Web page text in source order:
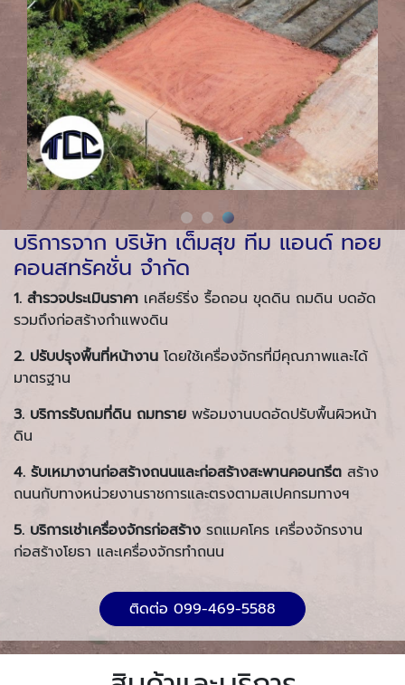
บริการจาก บริษัท เต็มสุข ทีม แอนด์ ทอย
คอนสทรัคชั่น จำกัด
1. สำรวจประเมินราคา เคลียร์ริ่ง รื้อถอน ขุดดิน ถมดิน บดอัด
รวมถึงก่อสร้างกำแพงดิน
2. ปรับปรุงพื้นที่หน้างาน โดยใช้เครื่องจักรที่มีคุณภาพและได้
มาตรฐาน
3. บริการรับถมที่ดิน ถมทราย พร้อมงานบดอัดปรับพื้นผิวหน้า
ดิน
4. รับเหมางานก่อสร้างถนนและก่อสร้างสะพานคอนกรีต สร้าง
ถนนกับทางหน่วยงานราชการและตรงตามสเปคกรมทางฯ
5. บริการเช่าเครื่องจักรก่อสร้าง รถแมคโคร เครื่องจักรงาน
ก่อสร้างโยธา และเครื่องจักรทำถนน
ติดต่อ 099-469-5588